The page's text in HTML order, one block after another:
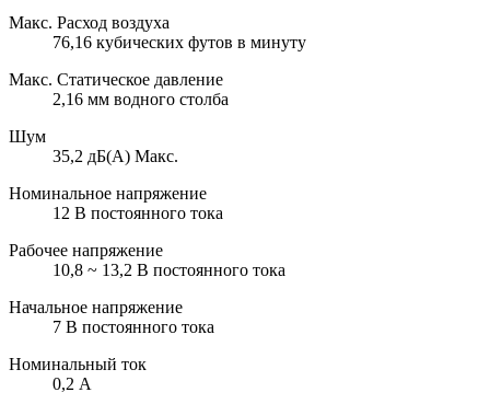
Макс. Расход воздуха
76,16 кубических футов в минуту
Макс. Статическое давление
2,16 мм водного столба
Шум
35,2 дБ(А) Макс.
Номинальное напряжение
12 В постоянного тока
Рабочее напряжение
10,8 ~ 13,2 В постоянного тока
Начальное напряжение
7 В постоянного тока
Номинальный ток
0,2 А